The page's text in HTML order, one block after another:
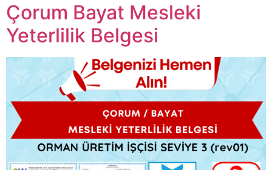
Çorum Bayat Mesleki
Yeterlilik Belgesi